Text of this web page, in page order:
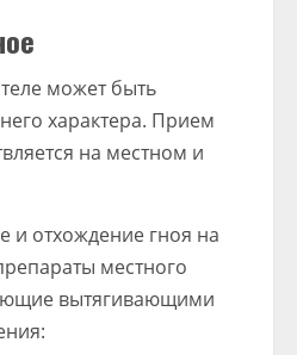
может быть
характера. Прием
на местном и
и отхождение гноя на
местного
вытягивающими